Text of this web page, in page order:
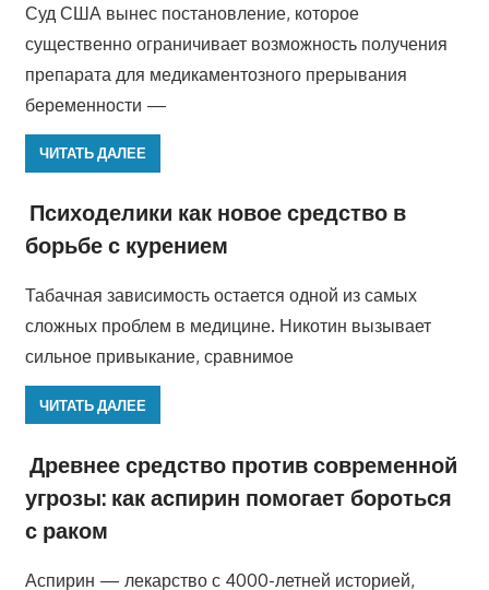
Суд США вынес постановление, которое
существенно ограничивает возможность получения
препарата для медикаментозного прерывания
беременности —
ЧИТАТЬ ДАЛЕЕ
Психоделики как новое средство в
борьбе с курением
Табачная зависимость остается одной из самых
сложных проблем в медицине. Никотин вызывает
сильное привыкание, сравнимое
ЧИТАТЬ ДАЛЕЕ
Древнее средство против современной
угрозы: как аспирин помогает бороться
с раком
Аспирин — лекарство с 4000-летней историей,